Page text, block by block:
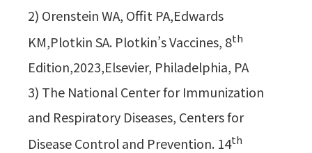
2) Orenstein WA, Offit PA,Edwards
KM,Plotkin SA. Plotkin’s Vaccines, 8th
Edition,2023,Elsevier, Philadelphia, PA
3) The National Center for Immunization
and Respiratory Diseases, Centers for
Disease Control and Prevention. 14th